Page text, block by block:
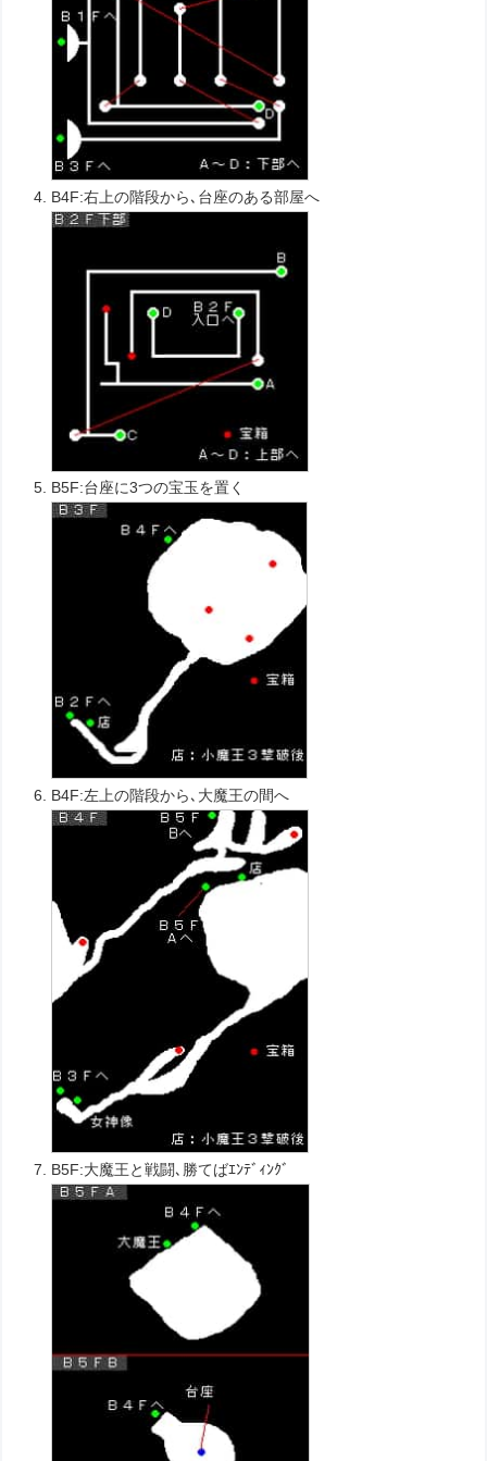
B4F:右上の階段から､台座のある部屋へ
B5F:台座に3つの宝玉を置く
B4F:左上の階段から､大魔王の間へ
B5F:大魔王と戦闘､勝てばｴﾝﾃﾞｨﾝｸﾞ